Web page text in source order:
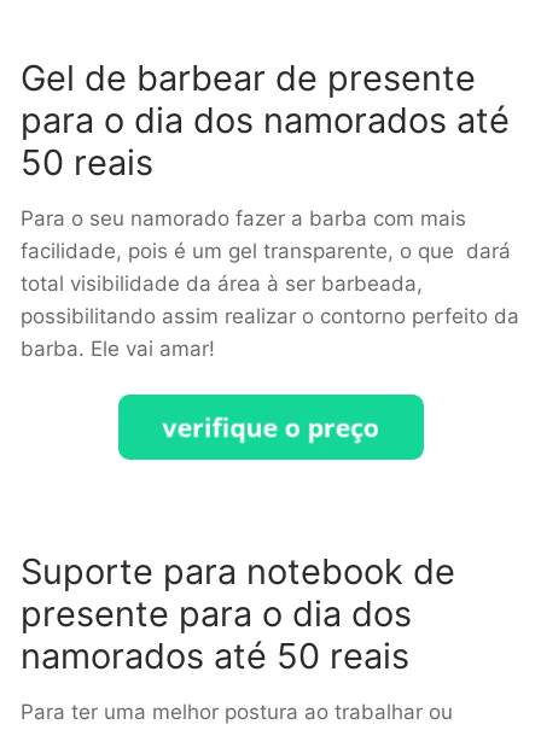
Gel de barbear de presente
para o dia dos namorados até
50 reais
Para o seu namorado fazer a barba com mais
facilidade, pois é um gel transparente, o que dará
total visibilidade da área à ser barbeada,
possibilitando assim realizar o contorno perfeito da
barba. Ele vai amar!
Suporte para notebook de
presente para o dia dos
namorados até 50 reais
Para ter uma melhor postura ao trabalhar ou